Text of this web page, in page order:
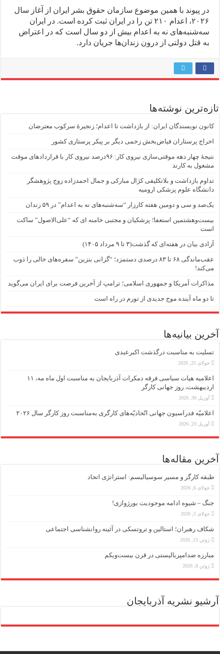
در پیوند با همین موضوع سازمان حقوق بشر ایران از آغاز سال
۲۰۲۶، اعدام ۲۱۰ تن را در ایران ثبت کرده است. در ایران
سه‌شنبه‌های نه به اعدام بیش از دو سال است که در اعتراض
به قتل دولتی از درون زندان‌ها جریان دارد.
تازه‌ترین نوشته‌ها
کانون نویسندگان ایران: از بازداشت تا اعدام؛ زنجیرۀ سرکوب معترضان
اخراج پرستاران فیاض‌بخش زخمی دیگر بر پیکر پرستاری کشور
نتیجهٔ چهار دهه موقتی‌سازی نیروی کار: ۹۶درصد نیروی کار با قراردادهای موقت
مشغول به کارند
تداوم بازداشت و بلاتکلیفی کژال مبارکی و جمال احمدزاده زوج پژوهشگر
دانشگاه علوم پزشکی ارومیه
یک‌صد و سی و دومین هفته کارزار “سه‌شنبه‌های نه به اعدام” در ۵۹ زندان
بیست‌وهشتمین استعفا؛ پزشکیان و مجتبی خامنه ای که “علی‌الاصول” ساکت
است
آزادی بیان در هفته‌ای که گذشت(۳ تا ۹ مرداد ۱۴۰۵)
عقب‌ماندگی ۶۸ تا ۸۳ درصدی دستمزد؛ “گرانی بنزین” سفره‌های خالی را ذوب
می‌کند!
مذاکرات آمریکا و جمهوری اسلامی؛ ترامپ از آخرین فرصت برای ایران می‌گوید
تا دو ماه آینده موج جدیدی از تورم در راه است
آخرین بیانیه‌ها
تسلیت به مناسبت درگذشت اکبرعبدی
جولای 25, 2026
اعلامیه هیات سیاسی فرقه دمکرات آذربایجان به مناسبت اول ماه مه، ۱۱
اردیبهشت، روز جهانی کارگر
آوریل 30, 2026
اعلامیّه فدراسیون جهانی اتّحادیّه‌های کارگری به‌مناسبت روز کارگر سال ۲۰۲۶
آوریل 23, 2026
آخرین مقاله‌ها
طبقه کارگر و مسیر سوسیالیسم: استراتژی اتحاد
جولای 6, 2026
جنگ – شیوه ادامه موجودیت بورژوازی!
جولای 5, 2026
شکاف رهبران؛ استالین و تروتسکی در آئینه روانشناسی اجتماعی
ژوئن 15, 2026
مبارزه ضد‌امپریالیستی در قرن بیست‌ویکم
ژوئن 8, 2026
آرشیو نشریه آذربایجان